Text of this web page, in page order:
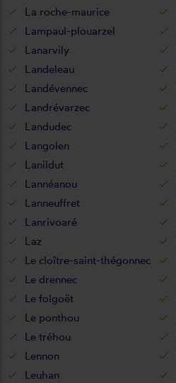
La roche-maurice
Lampaul-plouarzel
Lanarvily
Landeleau
Landévennec
Landrévarzec
Landudec
Langolen
Lanildut
Lannéanou
Lanneuffret
Lanrivoaré
Laz
Le cloître-saint-thégonnec
Le drennec
Le folgoët
Le ponthou
Le tréhou
Lennon
Leuhan